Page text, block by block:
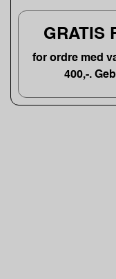
GRATIS
for ordre med
400,-.